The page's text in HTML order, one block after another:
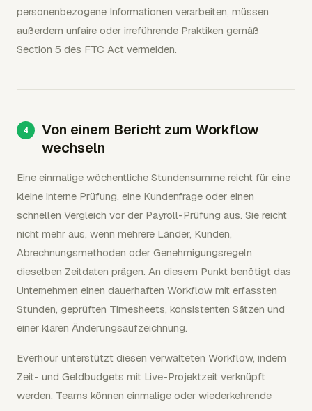
personenbezogene Informationen verarbeiten, müssen
außerdem unfaire oder irreführende Praktiken gemäß
Section 5 des FTC Act vermeiden.
Von einem Bericht zum Workflow
wechseln
Eine einmalige wöchentliche Stundensumme reicht für eine
kleine interne Prüfung, eine Kundenfrage oder einen
schnellen Vergleich vor der Payroll-Prüfung aus. Sie reicht
nicht mehr aus, wenn mehrere Länder, Kunden,
Abrechnungsmethoden oder Genehmigungsregeln
dieselben Zeitdaten prägen. An diesem Punkt benötigt das
Unternehmen einen dauerhaften Workflow mit erfassten
Stunden, geprüften Timesheets, konsistenten Sätzen und
einer klaren Änderungsaufzeichnung.
Everhour unterstützt diesen verwalteten Workflow, indem
Zeit- und Geldbudgets mit Live-Projektzeit verknüpft
werden. Teams können einmalige oder wiederkehrende